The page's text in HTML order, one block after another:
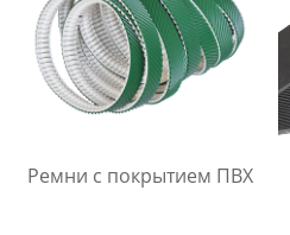
Ремни с покрытием ПВХ